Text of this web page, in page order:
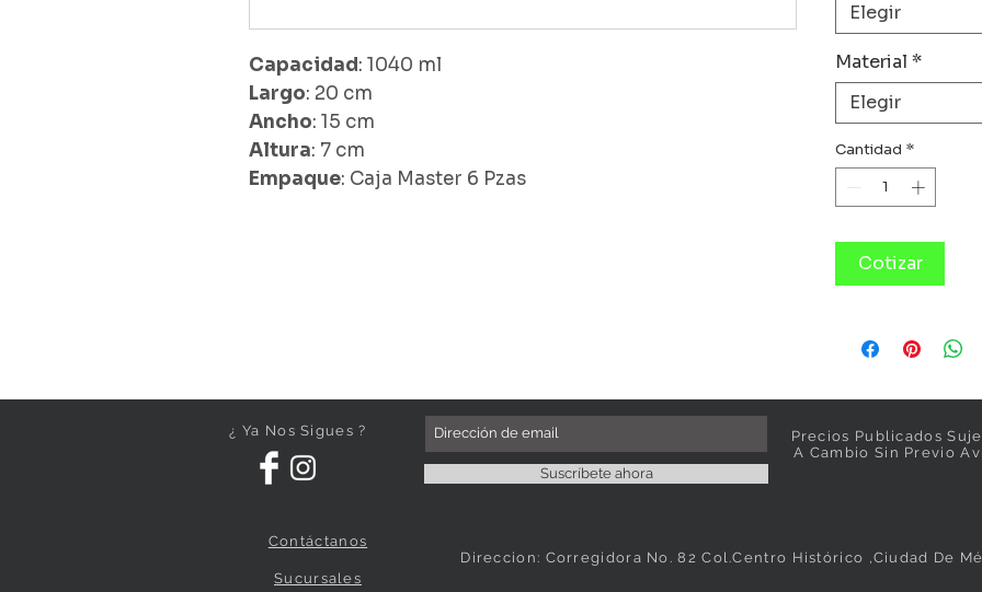
Capacidad: 1040 ml
Largo: 20 cm
Ancho: 15 cm
Altura: 7 cm
Empaque: Caja Master 6 Pzas
Elegir
Material *
Elegir
Cantidad *
Cotizar
¿ Ya Nos Sigues ?
Suscríbete ahora
Precios Publicados
A Cambio Sin Previo
Contáctanos
Direccion: Corregidora No. 82 Col.Centro Histórico ,Ciudad De
Sucursales